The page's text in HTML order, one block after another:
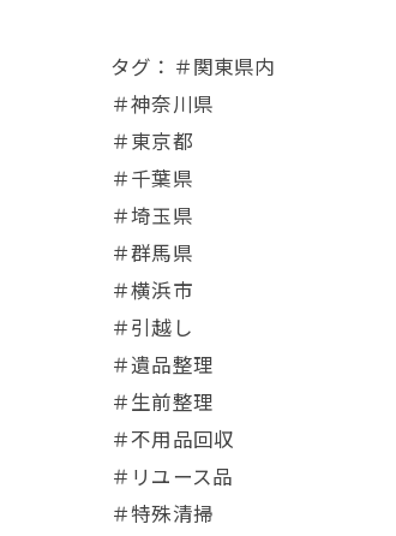
タグ：＃関東県内
＃神奈川県
＃東京都
＃千葉県
＃埼玉県
＃群馬県
＃横浜市
＃引越し
＃遺品整理
＃生前整理
＃不用品回収
＃リユース品
＃特殊清掃